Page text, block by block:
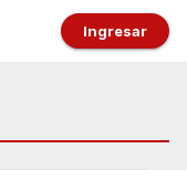
Ingresar